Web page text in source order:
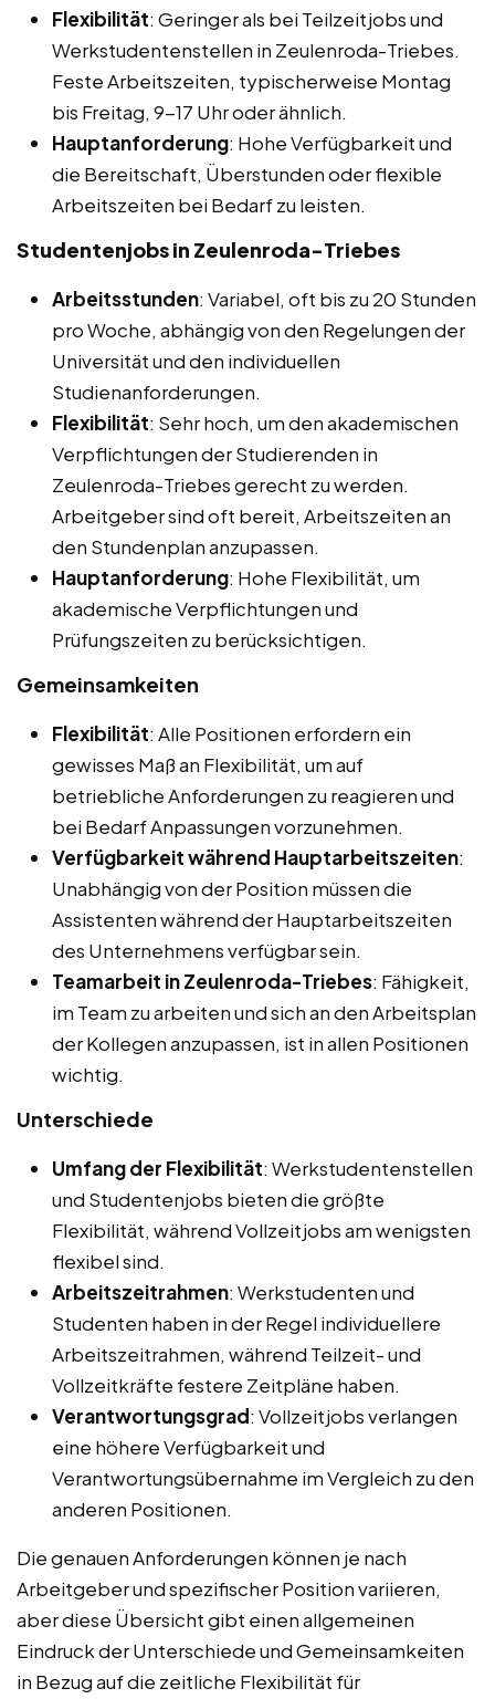
Flexibilität: Geringer als bei Teilzeitjobs und
Werkstudentenstellen in Zeulenroda-Triebes.
Feste Arbeitszeiten, typischerweise Montag
bis Freitag, 9-17 Uhr oder ähnlich.
Hauptanforderung: Hohe Verfügbarkeit und
die Bereitschaft, Überstunden oder flexible
Arbeitszeiten bei Bedarf zu leisten.
Studentenjobs in Zeulenroda-Triebes
Arbeitsstunden: Variabel, oft bis zu 20 Stunden
pro Woche, abhängig von den Regelungen der
Universität und den individuellen
Studienanforderungen.
Flexibilität: Sehr hoch, um den akademischen
Verpflichtungen der Studierenden in
Zeulenroda-Triebes gerecht zu werden.
Arbeitgeber sind oft bereit, Arbeitszeiten an
den Stundenplan anzupassen.
Hauptanforderung: Hohe Flexibilität, um
akademische Verpflichtungen und
Prüfungszeiten zu berücksichtigen.
Gemeinsamkeiten
Flexibilität: Alle Positionen erfordern ein
gewisses Maß an Flexibilität, um auf
betriebliche Anforderungen zu reagieren und
bei Bedarf Anpassungen vorzunehmen.
Verfügbarkeit während Hauptarbeitszeiten:
Unabhängig von der Position müssen die
Assistenten während der Hauptarbeitszeiten
des Unternehmens verfügbar sein.
Teamarbeit in Zeulenroda-Triebes: Fähigkeit,
im Team zu arbeiten und sich an den Arbeitsplan
der Kollegen anzupassen, ist in allen Positionen
wichtig.
Unterschiede
Umfang der Flexibilität: Werkstudentenstellen
und Studentenjobs bieten die größte
Flexibilität, während Vollzeitjobs am wenigsten
flexibel sind.
Arbeitszeitrahmen: Werkstudenten und
Studenten haben in der Regel individuellere
Arbeitszeitrahmen, während Teilzeit- und
Vollzeitkräfte festere Zeitpläne haben.
Verantwortungsgrad: Vollzeitjobs verlangen
eine höhere Verfügbarkeit und
Verantwortungsübernahme im Vergleich zu den
anderen Positionen.
Die genauen Anforderungen können je nach
Arbeitgeber und spezifischer Position variieren,
aber diese Übersicht gibt einen allgemeinen
Eindruck der Unterschiede und Gemeinsamkeiten
in Bezug auf die zeitliche Flexibilität für